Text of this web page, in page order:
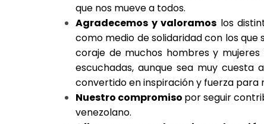
que nos mueve a todos.
Agradecemos y valoramos los
como medio de solidaridad con los
coraje de muchos hombres y
escuchadas, aunque sea muy cuesta
convertido en inspiración y fuerza para
Nuestro compromiso por seguir
venezolano.